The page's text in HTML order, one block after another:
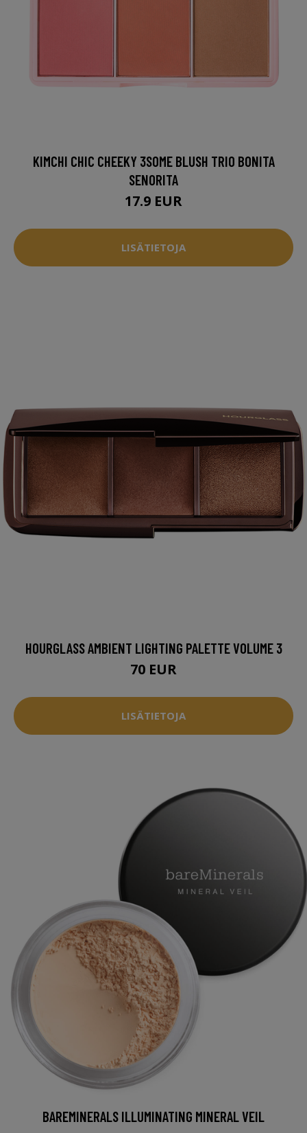
KIMCHI CHIC CHEEKY 3SOME BLUSH TRIO BONITA
SENORITA
17.9 EUR
LISÄTIETOJA
HOURGLASS AMBIENT LIGHTING PALETTE VOLUME 3
70 EUR
LISÄTIETOJA
BAREMINERALS ILLUMINATING MINERAL VEIL